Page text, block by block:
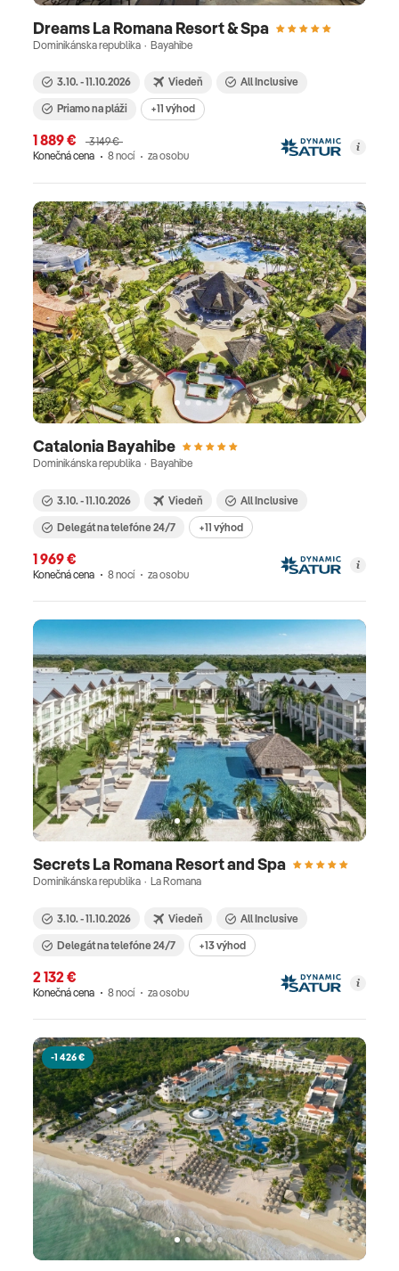
Dreams La Romana Resort & Spa
Dominikánska republika · Bayahibe
3.10. - 11.10.2026 Viedeň
All Inclusive
Priamo na pláži
+11 výhod
1 889 €
3 149 €
Konečná cena
8 nocí za osobu
Catalonia Bayahibe
Dominikánska republika · Bayahibe
3.10. - 11.10.2026 Viedeň
All Inclusive
Delegát na telefóne 24/7
+11 výhod
1 969 €
Konečná cena 8 nocí za osobu
Secrets La Romana Resort and Spa
Dominikánska republika · La Romana
3.10. - 11.10.2026 Viedeň
All Inclusive
Delegát na telefóne 24/7
+13 výhod
2 132 €
Konečná cena 8 nocí za osobu
-1 426 €